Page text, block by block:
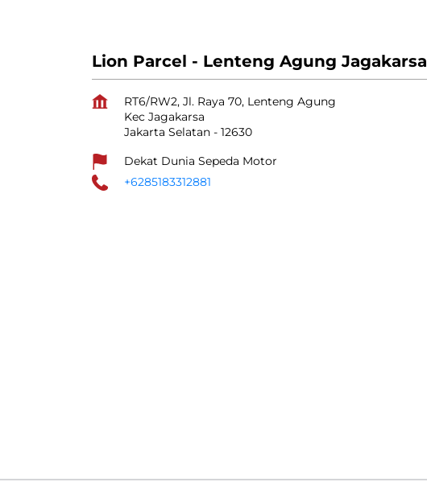
Lion Parcel - Lenteng Agung Jagakarsa
RT6/RW2, Jl. Raya 70, Lenteng Agung
Kec Jagakarsa
Jakarta Selatan - 12630
Dekat Dunia Sepeda Motor
+6285183312881